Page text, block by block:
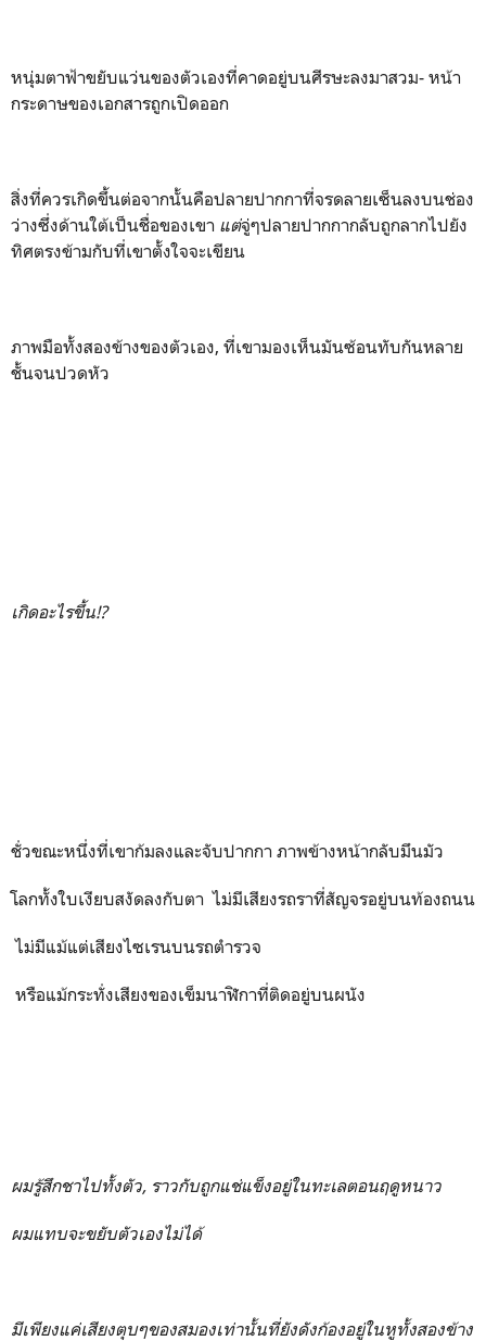
หนุ่มตาฟ้าขยับแว่นของตัวเองที่คาดอยู่บนศีรษะลงมาสวม- หน้า
กระดาษของเอกสารถูกเปิดออก
สิ่งที่ควรเกิดขึ้นต่อจากนั้นคือปลายปากกาที่จรดลายเซ็นลงบนช่อง
ว่างซึ่งด้านใต้เป็นชื่อของเขา แต่จู่ๆปลายปากกากลับถูกลากไปยัง
ทิศตรงข้ามกับที่เขาตั้งใจจะเขียน
ภาพมือทั้งสองข้างของตัวเอง, ที่เขามองเห็นมันซ้อนทับกันหลาย
ชั้นจนปวดหัว
เกิดอะไรขึ้น!?
ชั่วขณะหนึ่งที่เขาก้มลงและจับปากกา ภาพข้างหน้ากลับมึนมัว
โลกทั้งใบเงียบสงัดลงกับตา ไม่มีเสียงรถราที่สัญจรอยู่บนท้องถนน
ไม่มีแม้แต่เสียงไซเรนบนรถตำรวจ
หรือแม้กระทั่งเสียงของเข็มนาฬิกาที่ติดอยู่บนผนัง
ผมรู้สึกชาไปทั้งตัว, ราวกับถูกแช่แข็งอยู่ในทะเลตอนฤดูหนาว
ผมแทบจะขยับตัวเองไม่ได้
มีเพียงแค่เสียงตุบๆของสมองเท่านั้นที่ยังดังก้องอยู่ในหูทั้งสองข้าง